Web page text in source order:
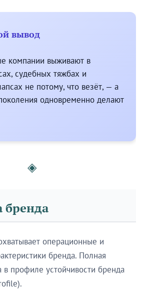
вывод
компании выживают в
судебных тяжбах и
не потому, что везёт, — а
одновременно делают
◈
бренда
операционные и
бренда. Полная
в профиле устойчивости бренда